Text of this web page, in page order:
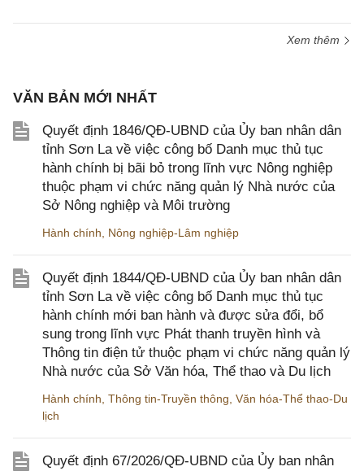
Xem thêm
VĂN BẢN MỚI NHẤT
Quyết định 1846/QĐ-UBND của Ủy ban nhân dân
tỉnh Sơn La về việc công bố Danh mục thủ tục
hành chính bị bãi bỏ trong lĩnh vực Nông nghiệp
thuộc phạm vi chức năng quản lý Nhà nước của
Sở Nông nghiệp và Môi trường
Hành chính Nông nghiệp-Lâm nghiệp
Quyết định 1844/QĐ-UBND của Ủy ban nhân dân
tỉnh Sơn La về việc công bố Danh mục thủ tục
hành chính mới ban hành và được sửa đổi, bổ
sung trong lĩnh vực Phát thanh truyền hình và
Thông tin điện tử thuộc phạm vi chức năng quản lý
Nhà nước của Sở Văn hóa, Thể thao và Du lịch
Hành chính Thông tin-Truyền thông Văn hóa-Thể thao-Du
lịch
Quyết định 67/2026/QĐ-UBND của Ủy ban nhân